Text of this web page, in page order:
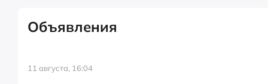
Объявления
11 августа, 16:04